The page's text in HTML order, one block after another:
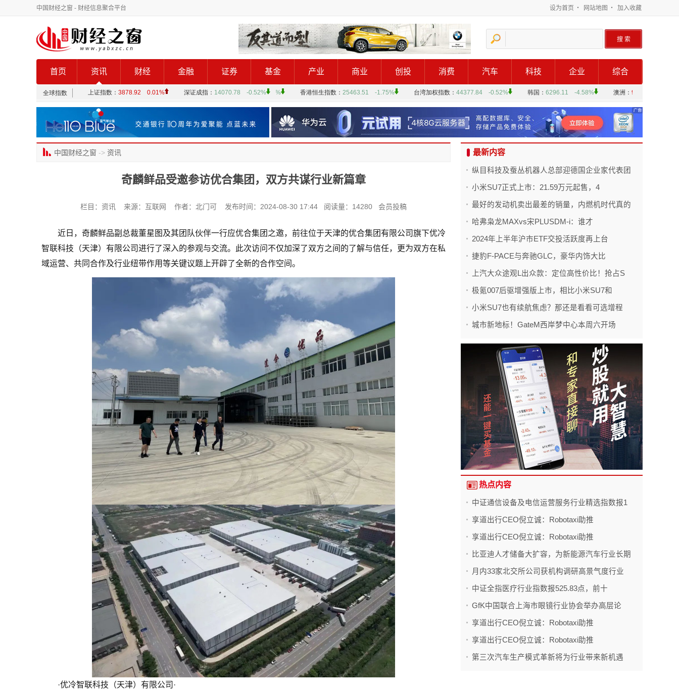
中国财经之窗 - 财经信息聚合平台 设为首页 ・ 网站地图 ・ 加入收藏
首页 资讯 财经 金融 证券 基金 产业 商业 创投 消费 汽车 科技 企业 综合
中国财经之窗 -> 资讯
奇麟鲜品受邀参访优合集团，双方共谋行业新篇章
栏目：资讯 来源：互联网 作者：北门可 发布时间：2024-08-30 17:44 阅读量：14280 会员投稿
近日，奇麟鲜品副总裁董星图及其团队伙伴一行应优合集团之邀，前往位于天津的优合集团有限公司旗下优冷
智联科技（天津）有限公司进行了深入的参观与交流。此次访问不仅加深了双方之间的了解与信任，更为双方在私
域运营、共同合作及行业纽带作用等关键议题上开辟了全新的合作空间。
·优冷智联科技（天津）有限公司·
最新内容
纵目科技及蚕丛机器人总部迎德国企业家代表团
小米SU7正式上市：21.59万元起售，4
最好的发动机卖出最差的销量，内燃机时代真的
哈弗枭龙MAXvs宋PLUSDM-i：谁才
2024年上半年沪市ETF交投活跃度再上台
捷豹F-PACE与奔驰GLC，豪华内饰大比
上汽大众途观L出众款：定位高性价比！抢占S
极氪007后驱增强版上市，相比小米SU7和
小米SU7也有续航焦虑？那还是看看可选增程
城市新地标！GateM西岸梦中心本周六开场
热点内容
中证通信设备及电信运营服务行业精选指数报1
享道出行CEO倪立诚：Robotaxi助推
享道出行CEO倪立诚：Robotaxi助推
比亚迪人才储备大扩容，为新能源汽车行业长期
月内33家北交所公司获机构调研高景气度行业
中证全指医疗行业指数报525.83点，前十
GfK中国联合上海市眼镜行业协会举办高层论
享道出行CEO倪立诚：Robotaxi助推
享道出行CEO倪立诚：Robotaxi助推
第三次汽车生产模式革新将为行业带来新机遇